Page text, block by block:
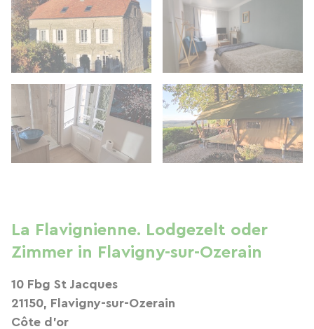
La Flavignienne. Lodgezelt oder
Zimmer in Flavigny-sur-Ozerain
10 Fbg St Jacques
21150, Flavigny-sur-Ozerain
Côte d'or